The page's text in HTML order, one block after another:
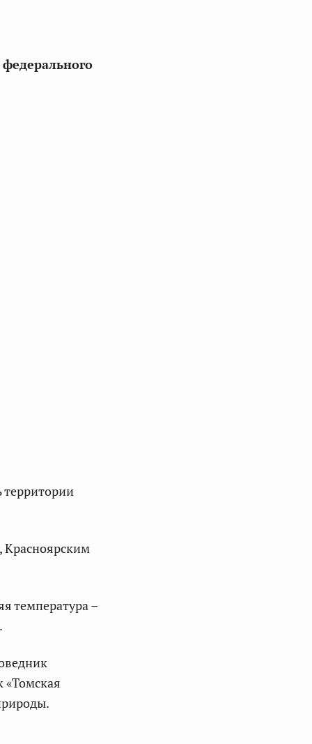
территории
Красноярским
температура –